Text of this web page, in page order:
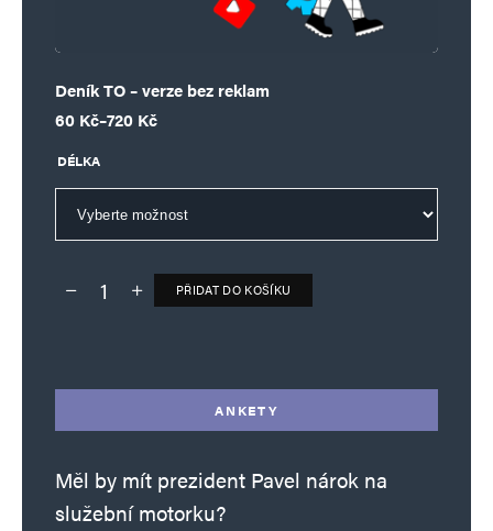
Deník TO – verze bez reklam
60 Kč–720 Kč
Rozpětí cen: 60 Kč až 720 Kč
DÉLKA
Deník TO – verze bez reklam množství
PŘIDAT DO KOŠÍKU
ANKETY
Měl by mít prezident Pavel nárok na
služební motorku?